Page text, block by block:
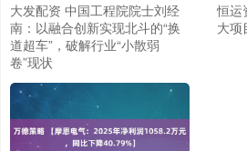
大发配资 中国工程院院士刘经
南：以融合创新实现北斗的“换
道超车”，破解行业“小散弱
卷”现状
恒运
大项